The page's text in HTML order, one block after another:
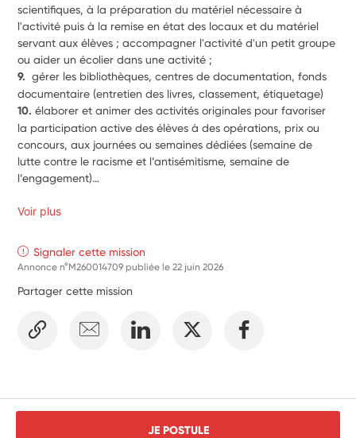
scientifiques, à la préparation du matériel nécessaire à
l'activité puis à la remise en état des locaux et du matériel
servant aux élèves ; accompagner l'activité d'un petit groupe
ou aider un écolier dans une activité ;
9. gérer les bibliothèques, centres de documentation, fonds
10. élaborer et animer des activités originales pour favoriser
la participation active des élèves à des opérations, prix ou
concours, aux journées ou semaines dédiées (semaine de
lutte contre le racisme et l’antisémitisme, semaine de
Voir plus
Signaler cette mission
Annonce n°M260014709 publiée le22 juin 2026
Partager cette mission
JE POSTULE